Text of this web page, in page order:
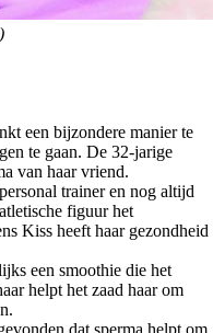
een bijzondere manier te
te gaan. De 32-jarige
van haar vriend.
trainer en nog altijd
figuur het
Kiss heeft haar gezondheid
een smoothie die het
helpt het zaad haar om
dat sperma helpt om